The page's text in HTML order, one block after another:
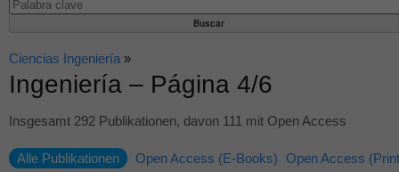
Ciencias Ingeniería »
Ingeniería – Página 4/6
Insgesamt 292 Publikationen, davon 111 mit Open Access
Alle Publikationen Open Access (E-Books)
Open Access